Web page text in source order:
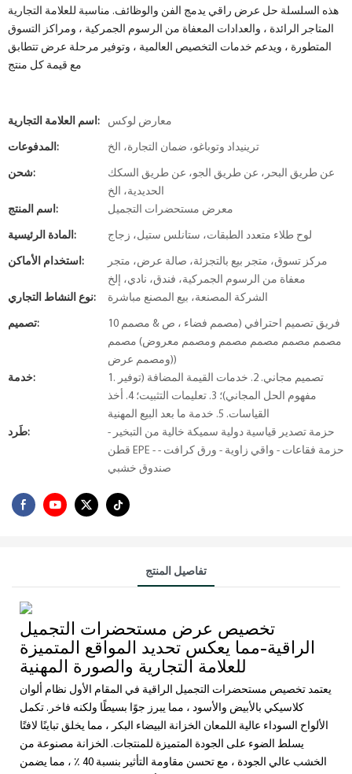
هذه السلسلة حل عرض راقي يدمج الفن والوظائف. مناسبة للعلامة التجارية
المتاجر الرائدة ، والعدادات المعفاة من الرسوم الجمركية ، ومراكز التسوق
المتطورة ، ويدعم خدمات التخصيص العالمية ، وتوفير مرحلة عرض تتطابق
مع قيمة كل منتج
اسم العلامة التجارية: معارض لوكس
المدفوعات: ترينيداد وتوباغو، ضمان التجارة، الخ
شحن:
عن طريق البحر، عن طريق الجو، عن طريق السكك
الحديدية، الخ
اسم المنتج:
معرض مستحضرات التجميل
المادة الرئيسية: لوح طلاء متعدد الطبقات، ستانلس ستيل، زجاج
استخدام الأماكن:
مركز تسوق، متجر بيع بالتجزئة، صالة عرض، متجر
معفاة من الرسوم الجمركية، فندق، نادي، إلخ
نوع النشاط التجاري:
الشركة المصنعة، بيع المصنع مباشرة
تصميم:
10 فريق تصميم احترافي (مصمم فضاء ، ص & مصمم
مصمم مصمم مصمم مصمم ومصمم معروض) مصمم
ومصمم عرض))
خدمة:
1. تصميم مجاني. 2. خدمات القيمة المضافة (توفير
مفهوم الحل المجاني)؛ 3. تعليمات التثبيت؛ 4. أخذ
القياسات. 5. خدمة ما بعد البيع المهنية
طَرد:
حزمة تصدير قياسية دولية سميكة خالية من التبخير -
قطن EPE - حزمة فقاعات - واقي زاوية - ورق كرافت -
صندوق خشبي
تفاصيل المنتج
تخصيص عرض مستحضرات التجميل
الراقية-مما يعكس تحديد المواقع المتميزة
للعلامة التجارية والصورة المهنية
يعتمد تخصيص مستحضرات التجميل الراقية في المقام الأول نظام ألوان
كلاسيكي بالأبيض والأسود ، مما يبرز جوًا بسيطًا ولكنه فاخر. تكمل
الألواح السوداء عالية اللمعان الخزانة البيضاء البكر ، مما يخلق تباينًا لافتًا
يسلط الضوء على الجودة المتميزة للمنتجات. الخزانة مصنوعة من
الخشب عالي الجودة ، مع تحسن مقاومة التأثير بنسبة 40 ٪ ، مما يضمن